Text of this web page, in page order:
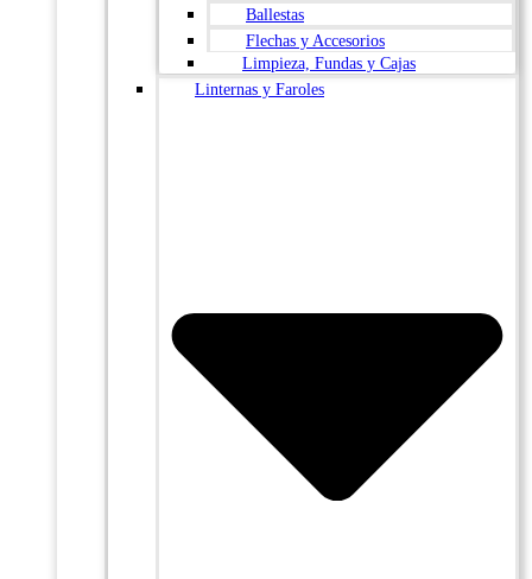
Ballestas
Flechas y Accesorios
Limpieza, Fundas y Cajas
Linternas y Faroles